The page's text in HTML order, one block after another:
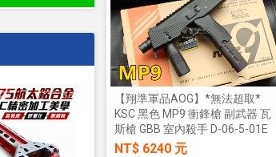
【翔準軍品AOG】*無法超取*
KSC 黑色 MP9 衝鋒槍 副武器 瓦
斯槍 GBB 室內殺手 D-06-5-01E
NT$ 6240 元